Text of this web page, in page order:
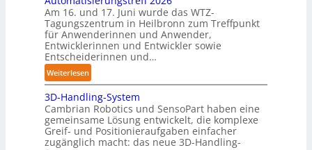
o
t
e
r
b
o
t
Z
ü
r
i
c
h
:
T
r
e
f
Am 16. und 17. Juni wurde das WTZ-
Tagungszentrum in Heilbronn zum Treffpunkt
für Anwenderinnen und Anwender,
Entwicklerinnen und Entwickler sowie
Entscheiderinnen und…
Weiterlesen:
A
u
t
o
m
3D-Handling-System
Cambrian Robotics und SensoPart haben eine
gemeinsame Lösung entwickelt, die komplexe
Greif- und Positionieraufgaben einfacher
zugänglich macht: das neue 3D-Handling-